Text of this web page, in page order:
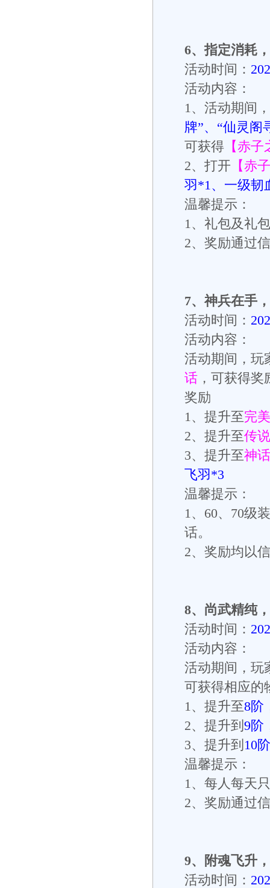
6、指定消耗
活动时间：
活动内容：
1、活动期间
牌”、“仙灵阁
可获得 【赤
2、打开 【赤
羽*1、一级韧
温馨提示：
1、礼包及礼
2、奖励通过
7、神兵在手
活动时间：
活动内容：
活动期间，玩
话 ，可获得
奖励
1、提升至完美
2、提升至传说
3、提升至神话
飞羽*3
温馨提示：
1、 60、 70级
话。
2、奖励均以
8、 尚武精纯
活动时间：
活动内容：
活动期间，玩
可获得相应的
1、提升至8阶
2、提升到 9阶
3、提升到 10阶
温馨提示：
1、每人每天
2、奖励通过
9、
附魂飞升
活动时间：